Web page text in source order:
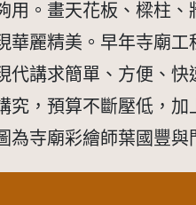
用。畫天花板、樑柱、
華麗精美。早年寺廟工
代講求簡單、方便、快
究，預算不斷壓低，加
寺廟彩繪師葉國豐與